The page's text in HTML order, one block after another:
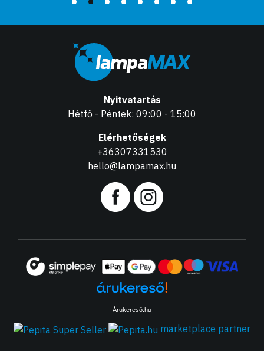
Nyitvatartás
Hétfő - Péntek: 09:00 - 15:00
Elérhetőségek
+36307331530
hello@lampamax.hu
Árukereső.hu
marketplace partner